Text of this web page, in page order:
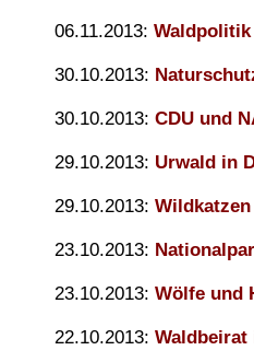
06.11.2013:
30.10.2013:
30.10.2013: CDU und
29.10.2013: Urwald in
29.10.2013:
23.10.2013:
23.10.2013: Wölfe und
22.10.2013: Waldbeirat